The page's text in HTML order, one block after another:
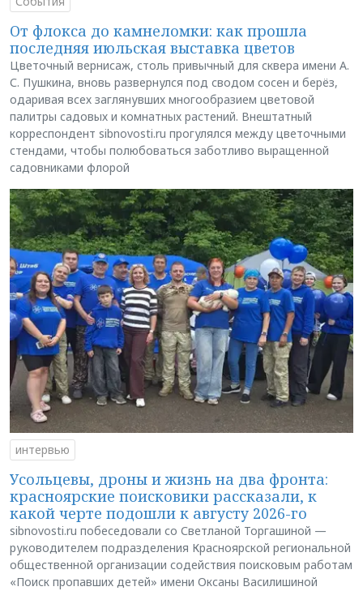
От флокса до камнеломки: как прошла
последняя июльская выставка цветов
Цветочный вернисаж, столь привычный для сквера имени А.
С. Пушкина, вновь развернулся под сводом сосен и берёз,
одаривая всех заглянувших многообразием цветовой
палитры садовых и комнатных растений. Внештатный
корреспондент sibnovosti.ru прогулялся между цветочными
стендами, чтобы полюбоваться заботливо выращенной
садовниками флорой
интервью
Усольцевы, дроны и жизнь на два фронта:
красноярские поисковики рассказали, к
какой черте подошли к августу 2026-го
sibnovosti.ru побеседовали со Светланой Торгашиной —
руководителем подразделения Красноярской региональной
общественной организации содействия поисковым работам
«Поиск пропавших детей» имени Оксаны Василишиной